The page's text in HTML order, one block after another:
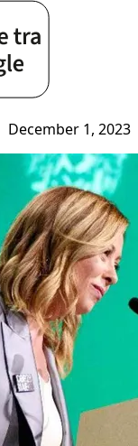
December 1, 2023